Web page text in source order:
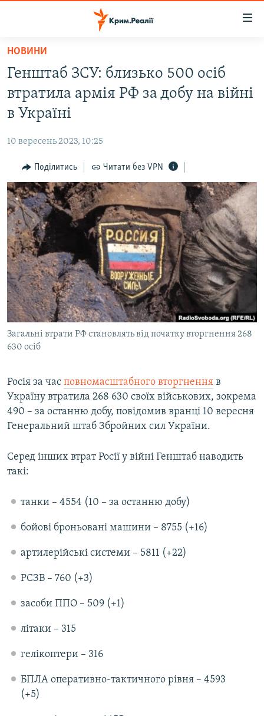
Перейти
основного
матеріалу
Перейти
до
основної
навігації
Перейти
до
пошуку
ВІДЕО ТА ФОТО
БЛОГИ
ПОГЛЯД
ІНТЕРВ'Ю
ВСЕ ЗА ДЕНЬ
СПЕЦПРОЕКТИ
ДЕПОРТАЦІЯ
ВІДЕОУРОКИ «ELIFBE»
СВІДЧЕННЯ ОКУПАЦІЇ
УКРАЇНСЬКА ПРОБЛЕМА КРИМУ
ІНФОГРАФІКА
ЯК ОБІЙТИ БЛОКУВАННЯ
Русский
Qırımtatar
ДОЛУЧАЙСЯ!
Усі сайти RFE/RL
НОВИНИ
Генштаб ЗСУ: близько 500 осіб
втратила армія РФ за добу на війні
в Україні
10 вересень 2023, 10:25
Поділитись Читати без VPN
Загальні втрати РФ становлять від початку вторгнення 268
630 осіб
Росія за час повномасштабного вторгнення в
Україну втратила 268 630 своїх військових, зокрема
490 – за останню добу, повідомив вранці 10 вересня
Генеральний штаб Збройних сил України.
Серед інших втрат Росії у війні Генштаб наводить
такі:
танки – 4554 (10 – за останню добу)
бойові броньовані машини – 8755 (+16)
артилерійські системи – 5811 (+22)
РСЗВ – 760 (+3)
засоби ППО – 509 (+1)
літаки – 315
гелікоптери – 316
БПЛА оперативно-тактичного рівня – 4593
(+5)